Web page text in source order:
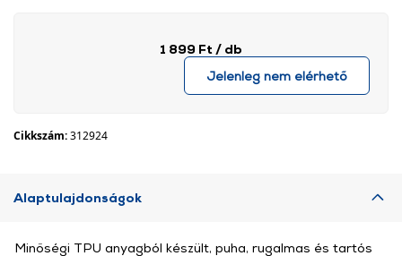
1 899 Ft / db
Jelenleg nem elérhető
Cikkszám:312924
Alaptulajdonságok
Minőségi TPU anyagból készült, puha, rugalmas és tartós